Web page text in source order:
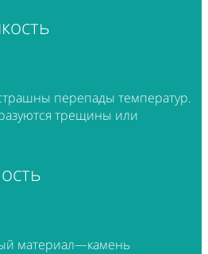
перепады температур.
трещины или
материал—камень